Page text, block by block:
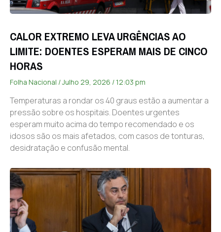
CALOR EXTREMO LEVA URGÊNCIAS AO
LIMITE: DOENTES ESPERAM MAIS DE CINCO
HORAS
Folha Nacional Julho 29, 2026 12:03 pm
Temperaturas a rondar os 40 graus estão a aumentar a
pressão sobre os hospitais. Doentes urgentes
esperam muito acima do tempo recomendado e os
idosos são os mais afetados, com casos de tonturas,
desidratação e confusão mental.